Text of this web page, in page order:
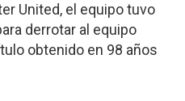
United, el equipo tuvo
derrotar al equipo
obtenido en 98 años